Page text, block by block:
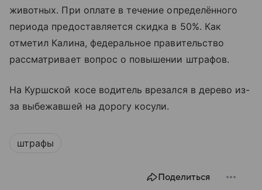
животных. При оплате в течение определённого
периода предоставляется скидка в 50%. Как
отметил Калина, федеральное правительство
рассматривает вопрос о повышении штрафов.
На Куршской косе водитель врезался в дерево из-
за выбежавшей на дорогу косули.
штрафы
Поделиться